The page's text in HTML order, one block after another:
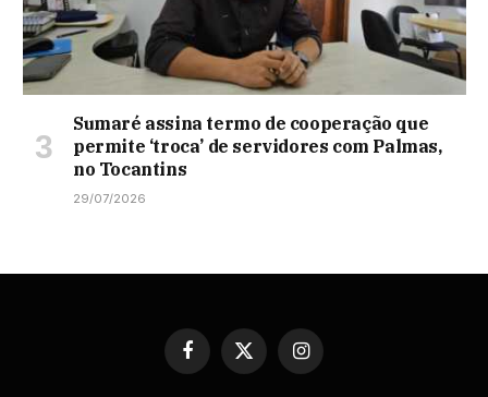
Sumaré assina termo de cooperação que
permite ‘troca’ de servidores com Palmas,
no Tocantins
29/07/2026
Facebook
X
(Twitter)
Instagram